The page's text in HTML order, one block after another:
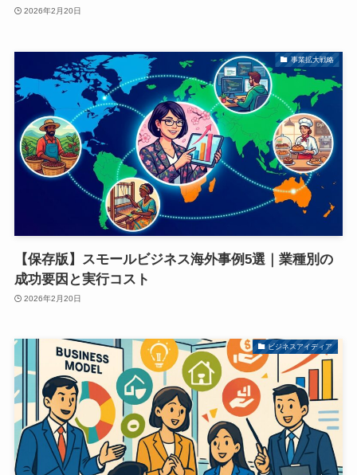
2026年2月20日
事業拡大戦略
【保存版】スモールビジネス海外事例5選｜業種別の
成功要因と実行コスト
2026年2月20日
ビジネスアイディア